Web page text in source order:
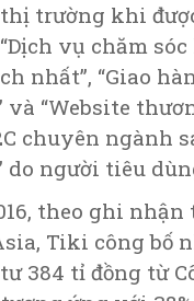
trường khi
vụ chăm
nhất”, “Giao
“Website
chuyên ngành
do người tiêu
theo ghi nhận
Tiki công bố
384 tỉ đồng từ